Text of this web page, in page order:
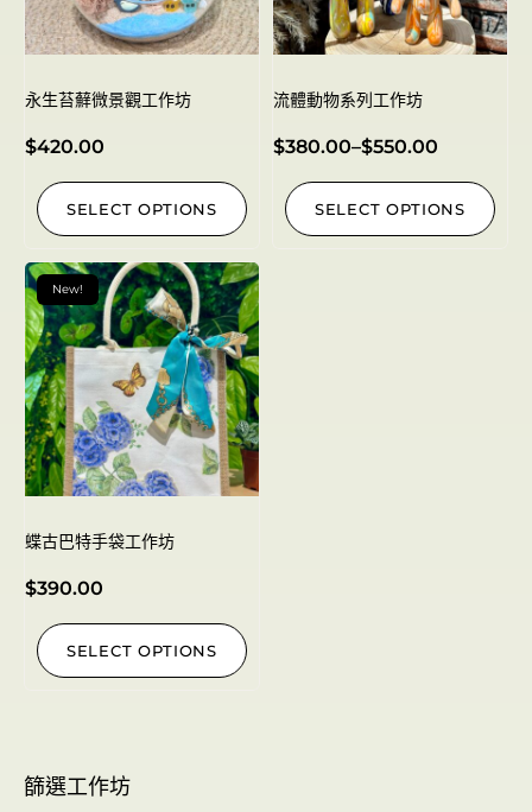
永生苔蘚微景觀工作坊
$420.00
SELECT OPTIONS
流體動物系列工作坊
$380.00–$550.00
SELECT OPTIONS
New!
蝶古巴特手袋工作坊
$390.00
SELECT OPTIONS
篩選工作坊